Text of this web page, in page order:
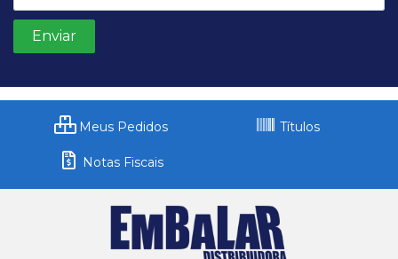
Meus Pedidos Títulos
Notas Fiscais